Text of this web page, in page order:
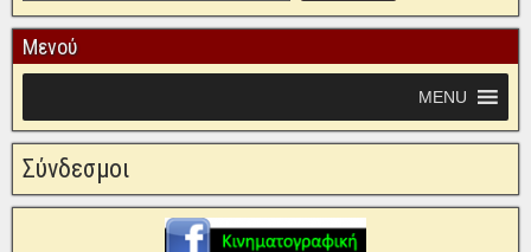
Μενού
MENU
Σύνδεσμοι